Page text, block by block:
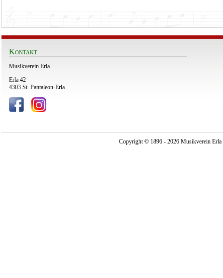
Kontakt
Musikverein Erla
Erla 42
4303 St. Pantaleon-Erla
Copyright © 1896 - 2026 Musikverein Erla